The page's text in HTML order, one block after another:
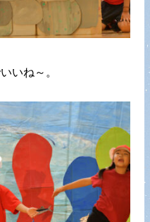
いね～。